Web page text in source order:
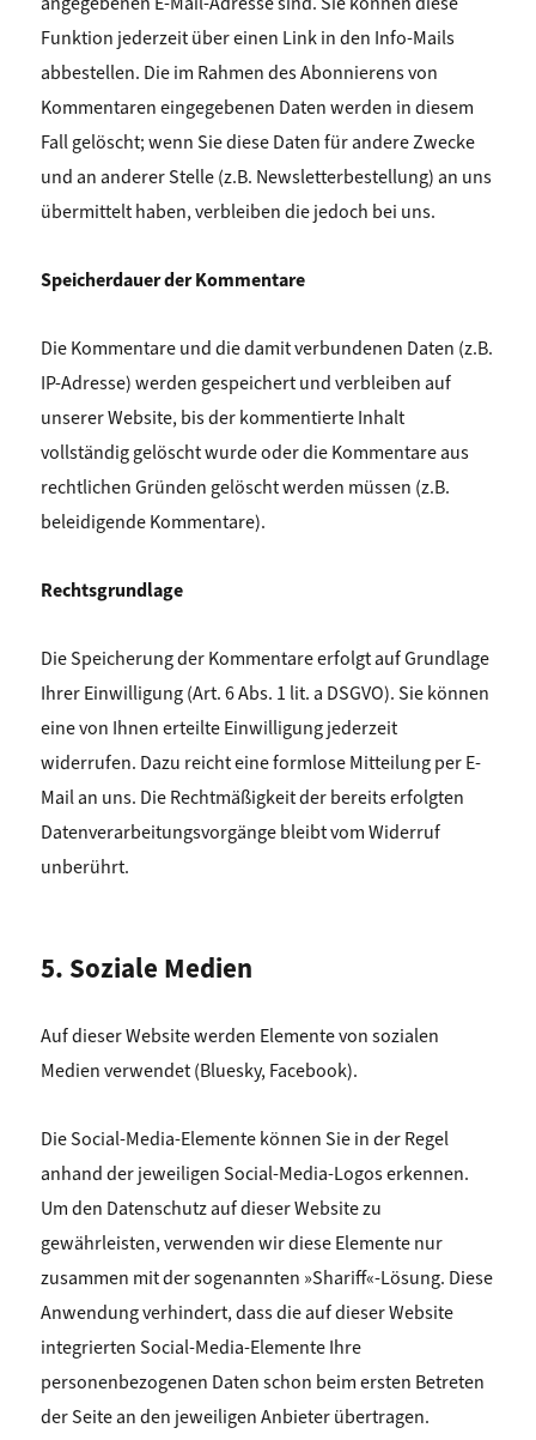
Funktion jederzeit über einen Link in den Info-Mails
abbestellen. Die im Rahmen des Abonnierens von
Kommentaren eingegebenen Daten werden in diesem
Fall gelöscht; wenn Sie diese Daten für andere Zwecke
und an anderer Stelle (z.B. Newsletterbestellung) an uns
übermittelt haben, verbleiben die jedoch bei uns.
Speicherdauer der Kommentare
Die Kommentare und die damit verbundenen Daten (z.B.
IP-Adresse) werden gespeichert und verbleiben auf
unserer Website, bis der kommentierte Inhalt
vollständig gelöscht wurde oder die Kommentare aus
rechtlichen Gründen gelöscht werden müssen (z.B.
beleidigende Kommentare).
Rechtsgrundlage
Die Speicherung der Kommentare erfolgt auf Grundlage
Ihrer Einwilligung (Art. 6 Abs. 1 lit. a DSGVO). Sie können
eine von Ihnen erteilte Einwilligung jederzeit
widerrufen. Dazu reicht eine formlose Mitteilung per E-
Mail an uns. Die Rechtmäßigkeit der bereits erfolgten
Datenverarbeitungsvorgänge bleibt vom Widerruf
unberührt.
5. Soziale Medien
Auf dieser Website werden Elemente von sozialen
Medien verwendet (Bluesky, Facebook).
Die Social-Media-Elemente können Sie in der Regel
anhand der jeweiligen Social-Media-Logos erkennen.
Um den Datenschutz auf dieser Website zu
gewährleisten, verwenden wir diese Elemente nur
zusammen mit der sogenannten »Shariff«-Lösung. Diese
Anwendung verhindert, dass die auf dieser Website
integrierten Social-Media-Elemente Ihre
personenbezogenen Daten schon beim ersten Betreten
der Seite an den jeweiligen Anbieter übertragen.